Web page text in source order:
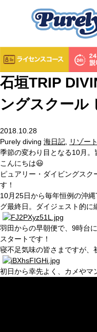
石垣TRIP
ングスクール
2018.10.28
Purely diving 海日記
リゾー
季節の変わり目となる10月
こんにちは😃
ピュアリー・ダイビングスク
す！
10月25日から毎年恒例の沖
グ最終日。ダイジェスト的
羽田からの早朝便で、9時台
スタートです！
寝不足気味の皆さまですが、
初日から幸先よく、カメやマ